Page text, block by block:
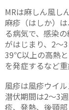
MRは麻しん風し
麻疹（はしか）
る病気で、感染
がはじまり、2～
39℃以上の高熱と
を発症するなど
風疹は風疹ウイ
潜伏期間は2～3
疹、発熱、後頸